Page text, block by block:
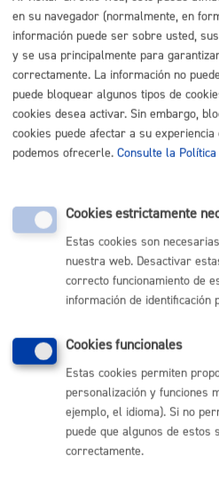
Listado completo de Trámites
Fallece una persona de
Domiciliación bancaria y
ONLINE
Volver al índice Volver
Comunícate con el
Sebastián
en su navegador (normalmente, en
información puede ser sobre usted,
y se usa principalmente para
correctamente. La información no
puede bloquear algunos tipos de
cookies desea activar. Sin embargo,
cookies puede afectar a su
podemos ofrecerle. Consulte la
Cookies estrictamente
Estas cookies son
nuestra web. Desactivar
correcto funcionamiento de
información de identificación
Cookies funcionales
Estas cookies permiten
personalización y funciones
ejemplo, el idioma). Si no
puede que algunos de estos
correctamente.